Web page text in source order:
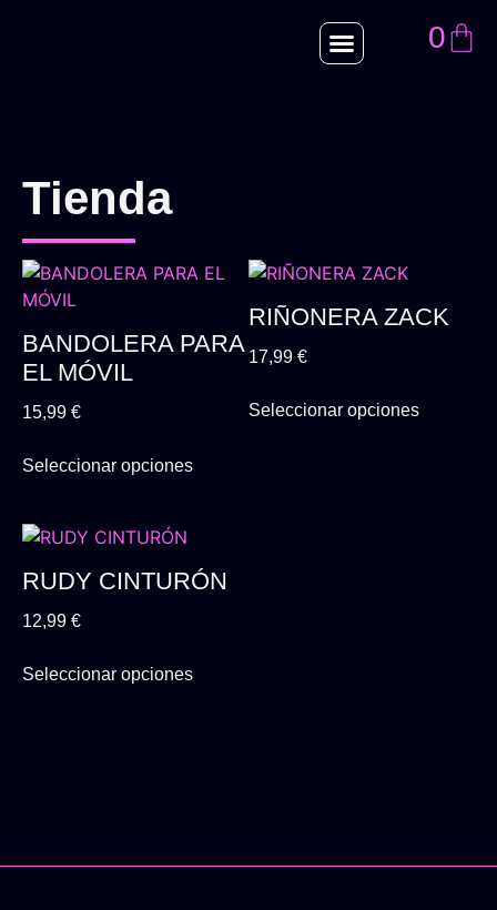
0
Tienda
BANDOLERA PARA
EL MÓVIL
15,99 €
Seleccionar opciones
RIÑONERA ZACK
17,99 €
Seleccionar opciones
RUDY CINTURÓN
12,99 €
Seleccionar opciones